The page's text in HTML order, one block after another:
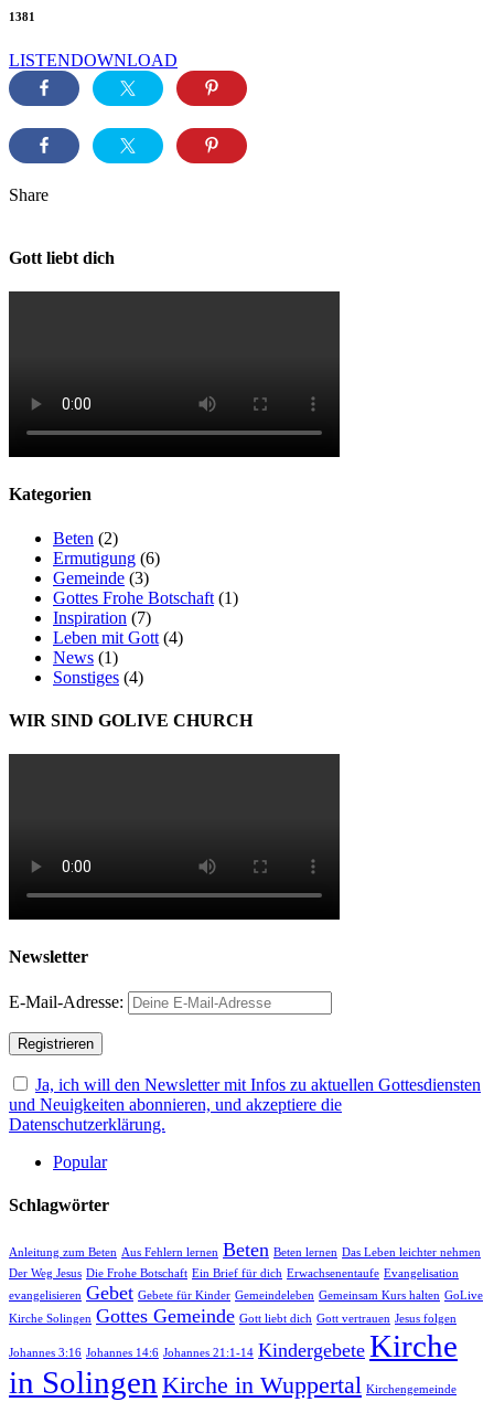
1381
LISTENDOWNLOAD
Share
Gott liebt dich
Kategorien
Beten (2)
Ermutigung (6)
Gemeinde (3)
Gottes Frohe Botschaft (1)
Inspiration (7)
Leben mit Gott (4)
News (1)
Sonstiges (4)
WIR SIND GOLIVE CHURCH
Newsletter
E-Mail-Adresse:
Ja, ich will den Newsletter mit Infos zu aktuellen Gottesdiensten
und Neuigkeiten abonnieren, und akzeptiere die
Datenschutzerklärung.
Popular
Schlagwörter
Anleitung zum Beten Aus Fehlern lernen Beten Beten lernen Das Leben leichter nehmen
Der Weg Jesus Die Frohe Botschaft Ein Brief für dich Erwachsenentaufe Evangelisation
evangelisieren Gebet Gebete für Kinder Gemeindeleben Gemeinsam Kurs halten GoLive
Kirche Solingen Gottes Gemeinde Gott liebt dich Gott vertrauen Jesus folgen
Johannes 3:16 Johannes 14:6 Johannes 21:1-14 Kindergebete Kirche
in Solingen Kirche in Wuppertal Kirchengemeinde